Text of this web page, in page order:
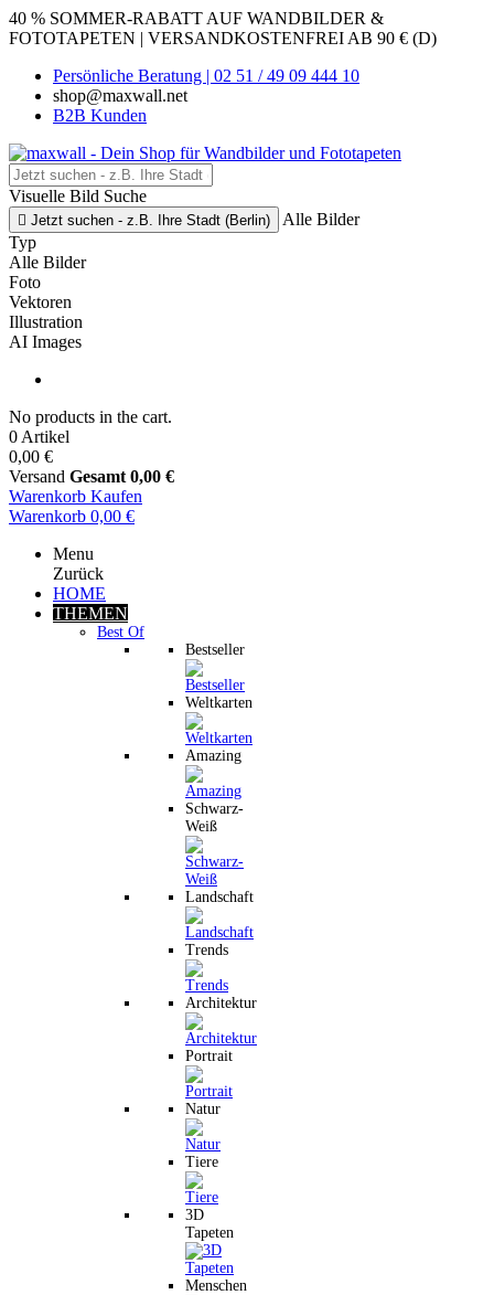
40 % SOMMER-RABATT AUF WANDBILDER &
FOTOTAPETEN | VERSANDKOSTENFREI AB 90 € (D)
Persönliche Beratung | 02 51 / 49 09 444 10
shop@maxwall.net
B2B Kunden
Visuelle Bild Suche
 Jetzt suchen - z.B. Ihre Stadt (Berlin)
Alle Bilder
Typ
Alle Bilder
Foto
Vektoren
Illustration
AI Images
No products in the cart.
0 Artikel
0,00 €
Versand Gesamt 0,00 €
Warenkorb Kaufen
Warenkorb 0,00 €
Menu
Zurück
HOME
THEMEN
Best Of
Bestseller
Weltkarten
Amazing
Schwarz-
Weiß
Landschaft
Trends
Architektur
Portrait
Natur
Tiere
3D
Tapeten
Menschen